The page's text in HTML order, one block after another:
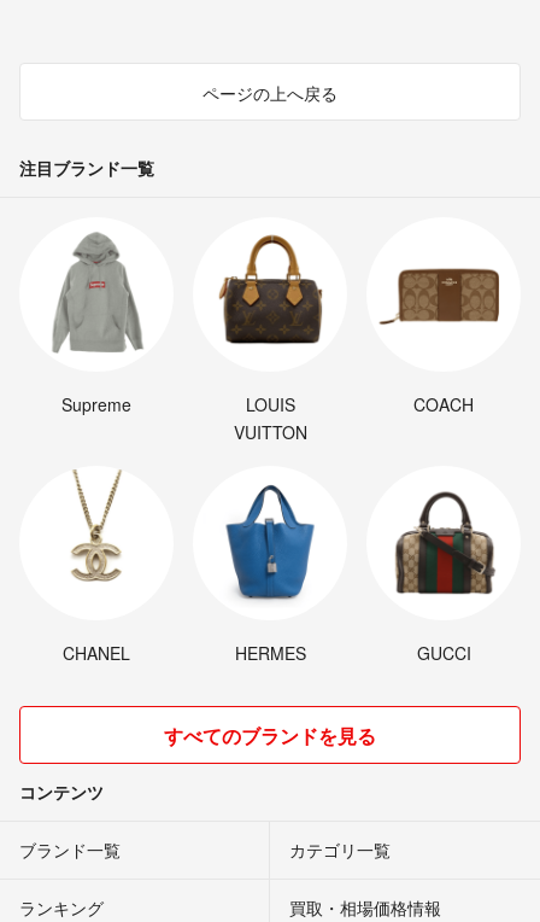
ページの上へ戻る
注目ブランド一覧
Supreme
LOUIS
VUITTON
COACH
CHANEL HERMES GUCCI
すべてのブランドを見る
コンテンツ
ブランド一覧 カテゴリ一覧
ランキング 買取・相場価格情報